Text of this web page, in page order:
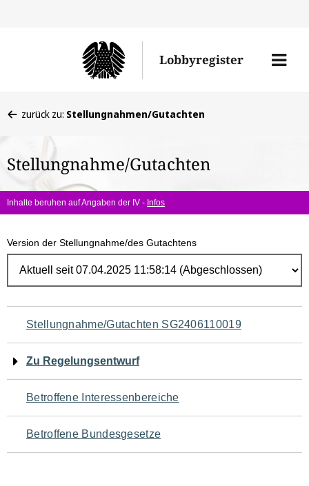
Lobbyregister
Menü
befinden
hier:
zurück zu: Stellungnahmen/Gutachten
Stellungnahme/Gutachten
Inhalte beruhen auf Angaben der IV - Infos
Version der Stellungnahme/des Gutachtens
Navigation
für
den
Seiteninhalt
Stellungnahme/Gutachten SG2406110019
Zu Regelungsentwurf
Betroffene Interessenbereiche
Betroffene Bundesgesetze